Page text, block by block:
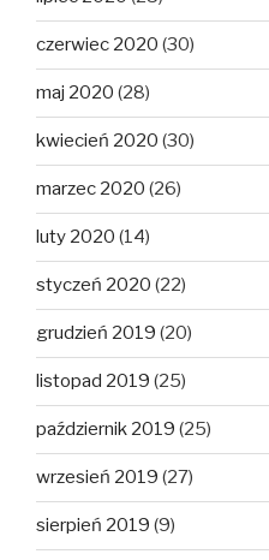
czerwiec 2020 (30)
maj 2020 (28)
kwiecień 2020 (30)
marzec 2020 (26)
luty 2020 (14)
styczeń 2020 (22)
grudzień 2019 (20)
listopad 2019 (25)
październik 2019 (25)
wrzesień 2019 (27)
sierpień 2019 (9)